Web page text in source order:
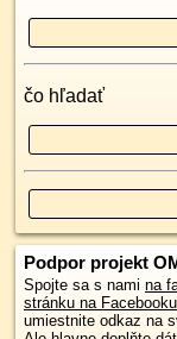
čo hľadať
Podpor projekt
Spojte sa s nami na
stránku na Facebooku
umiestnite odkaz na